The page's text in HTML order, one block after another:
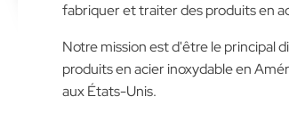
fabriquer et traiter des produits en
Notre mission est d'être le principal
produits en acier inoxydable en
aux États-Unis.